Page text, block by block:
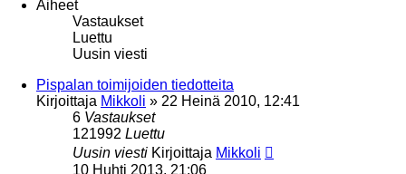
Aiheet
Vastaukset
Luettu
Uusin viesti
Pispalan toimijoiden tiedotteita
Kirjoittaja Mikkoli » 22 Heinä 2010, 12:41
6 Vastaukset
121992 Luettu
Uusin viesti Kirjoittaja Mikkoli
10 Huhti 2013, 21:06